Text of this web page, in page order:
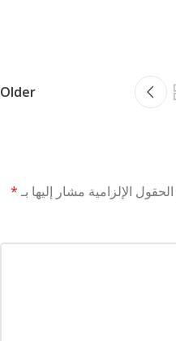
Older
الحقول الإلزامية مشار إليها بـ *